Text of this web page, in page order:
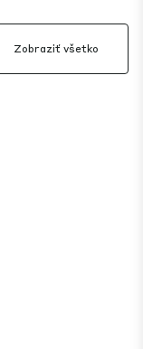
Zobraziť všetko